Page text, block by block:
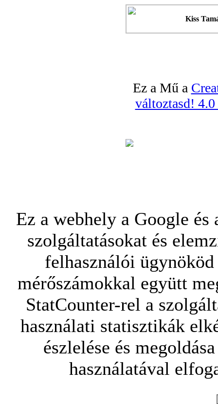
Kiss
Ez a Mű a
változtasd!
Ez a webhely a Google
szolgáltatásokat és
felhasználói
mérőszámokkal együtt
StatCounter-rel a
használati statisztikák
észlelése és
használatával